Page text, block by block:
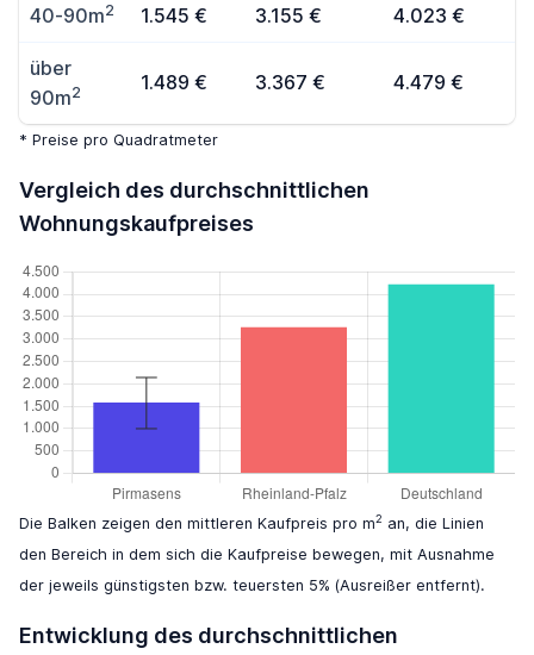
40-90m2 1.545 € 3.155 € 4.023 €
über
90m2 1.489 € 3.367 € 4.479 €
* Preise pro Quadratmeter
Vergleich des durchschnittlichen
Wohnungskaufpreises
Die Balken zeigen den mittleren Kaufpreis pro m2 an, die Linien
den Bereich in dem sich die Kaufpreise bewegen, mit Ausnahme
der jeweils günstigsten bzw. teuersten 5% (Ausreißer entfernt).
Entwicklung des durchschnittlichen